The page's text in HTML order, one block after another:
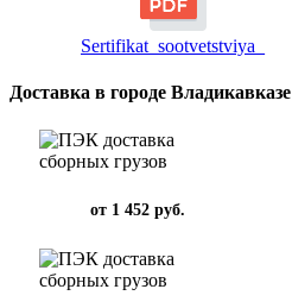
Sertifikat_sootvetstviya_
Доставка в городе Владикавказе
от 1 452 руб.